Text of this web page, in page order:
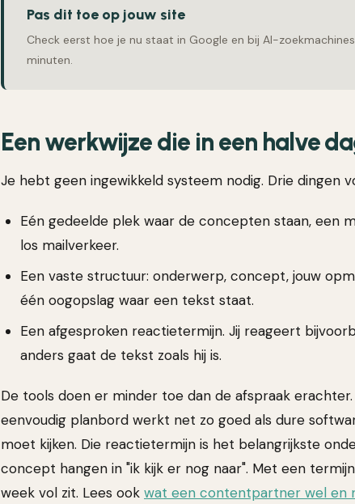
Pas dit toe op jouw site
Check eerst hoe je nu staat in Google en bij AI-
minuten.
Een werkwijze die in een halve
Je hebt geen ingewikkeld systeem nodig. Drie dingen
Eén gedeelde plek waar de concepten staan, een
los mailverkeer.
Een vaste structuur: onderwerp, concept, jouw
één oogopslag waar een tekst staat.
Een afgesproken reactietermijn. Jij reageert
anders gaat de tekst zoals hij is.
De tools doen er minder toe dan de afspraak
eenvoudig planbord werkt net zo goed als dure
moet kijken. Die reactietermijn is het belangrijkste
concept hangen in "ik kijk er nog naar". Met een
week vol zit. Lees ook wat een contentpartner wel en